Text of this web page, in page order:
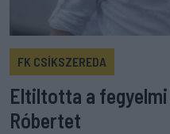
FK CSÍKSZEREDA
Eltiltotta a
Róbertet